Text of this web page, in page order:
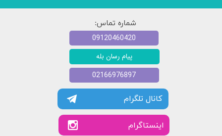
شماره تماس:
کانال تلگرام
​​اینستاگرام
پیام رسان بله
09120460420
02166976897